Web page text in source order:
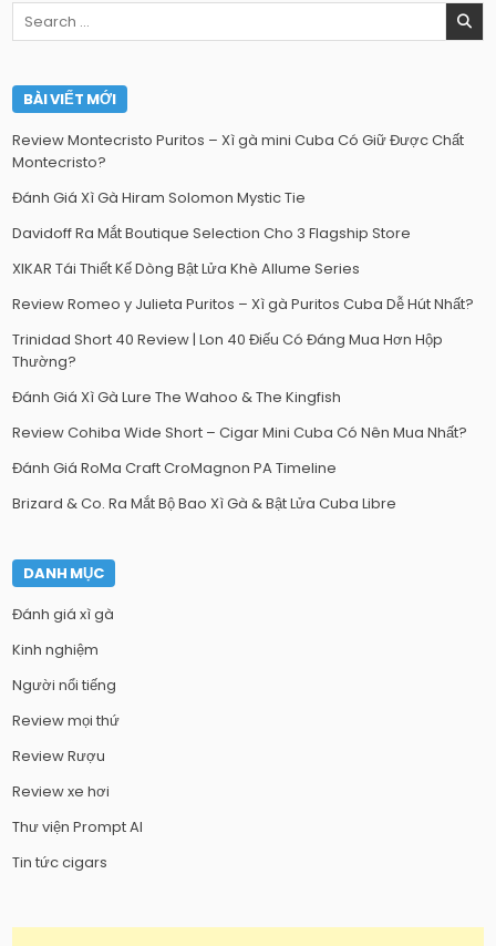
Search
BÀI VIẾT MỚI
Review Montecristo Puritos – Xì gà mini Cuba Có Giữ Được Chất
Montecristo?
Đánh Giá Xì Gà Hiram Solomon Mystic Tie
Davidoff Ra Mắt Boutique Selection Cho 3 Flagship Store
XIKAR Tái Thiết Kế Dòng Bật Lửa Khè Allume Series
Review Romeo y Julieta Puritos – Xì gà Puritos Cuba Dễ Hút Nhất?
Trinidad Short 40 Review | Lon 40 Điếu Có Đáng Mua Hơn Hộp
Thường?
Đánh Giá Xì Gà Lure The Wahoo & The Kingfish
Review Cohiba Wide Short – Cigar Mini Cuba Có Nên Mua Nhất?
Đánh Giá RoMa Craft CroMagnon PA Timeline
Brizard & Co. Ra Mắt Bộ Bao Xì Gà & Bật Lửa Cuba Libre
DANH MỤC
Đánh giá xì gà
Kinh nghiệm
Người nổi tiếng
Review mọi thứ
Review Rượu
Review xe hơi
Thư viện Prompt AI
Tin tức cigars